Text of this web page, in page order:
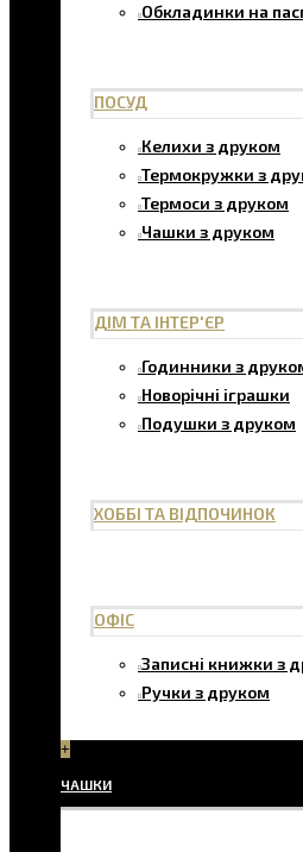
Обкладинки на
ПОСУД
Келихи з друком
Термокружки з
Термоси з друком
Чашки з друком
ДІМ ТА ІНТЕР'ЄР
Годинники з
Новорічні іграшки
Подушки з друком
ХОББІ ТА ВІДПОЧИНОК
ОФІС
Записні книжки з
Ручки з друком
+
ЧАШКИ